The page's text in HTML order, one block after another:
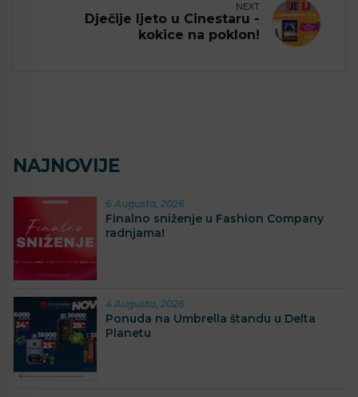
NEXT
Dječije ljeto u Cinestaru -
kokice na poklon!
NAJNOVIJE
6 Augusta, 2026
Finalno sniženje u Fashion Company
radnjama!
4 Augusta, 2026
Ponuda na Umbrella štandu u Delta
Planetu